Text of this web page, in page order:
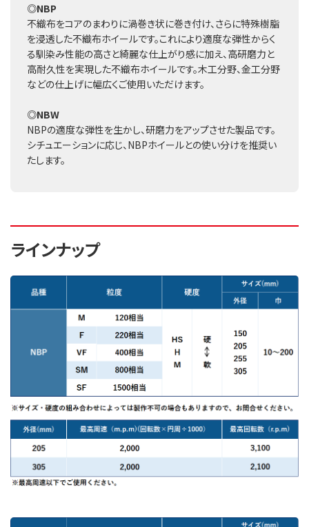
◎NBP
不織布をコアのまわりに渦巻き状に巻き付け、さらに特殊樹脂
を浸透した不織布ホイールです。これにより適度な弾性からく
る馴染み性能の高さと綺麗な仕上がり感に加え、高研磨力と
高耐久性を実現した不織布ホイールです。木工分野、金工分野
などの仕上げに幅広くご使用いただけます。
◎NBW
NBPの適度な弾性を生かし、研磨力をアップさせた製品です。
シチュエーションに応じ、NBPホイールとの使い分けを推奨い
たします。
ラインナップ